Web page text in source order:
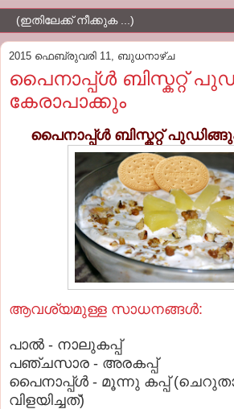
2015 ഫെബ്രുവരി 11, ബുധനാഴ്‌ച
പൈനാപ്പ്ള്‍ ബിസ്കറ്റ്
കേരാപാക്കും
പൈനാപ്പ്ള്‍ ബിസ്കറ്റ്
ആവശ്യമുള്ള സാധനങ്ങള്‍:
പാല്‍ - നാലുകപ്പ്
പഞ്ചസാര - അരകപ്പ്
പൈനാപ്പ്ള്‍ - മൂന്നു കപ്പ്
വിളയിച്ചത്)